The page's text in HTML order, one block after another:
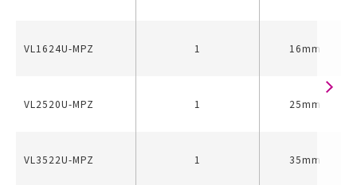
VL1624U-MPZ 1 16mm
VL2520U-MPZ 1 25mm
VL3522U-MPZ 1 35mm